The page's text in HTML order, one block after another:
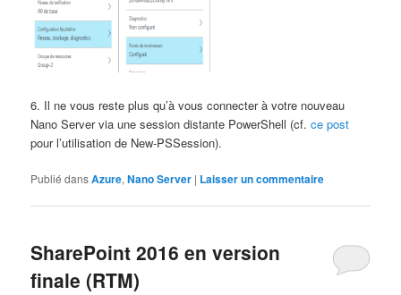
6. Il ne vous reste plus qu’à vous connecter à votre nouveau
Nano Server via une session distante PowerShell (cf.ce post
pour l’utilisation de New-PSSession).
Publié dansAzure,Nano Server | Laisser un commentaire
SharePoint 2016 en version
finale (RTM)